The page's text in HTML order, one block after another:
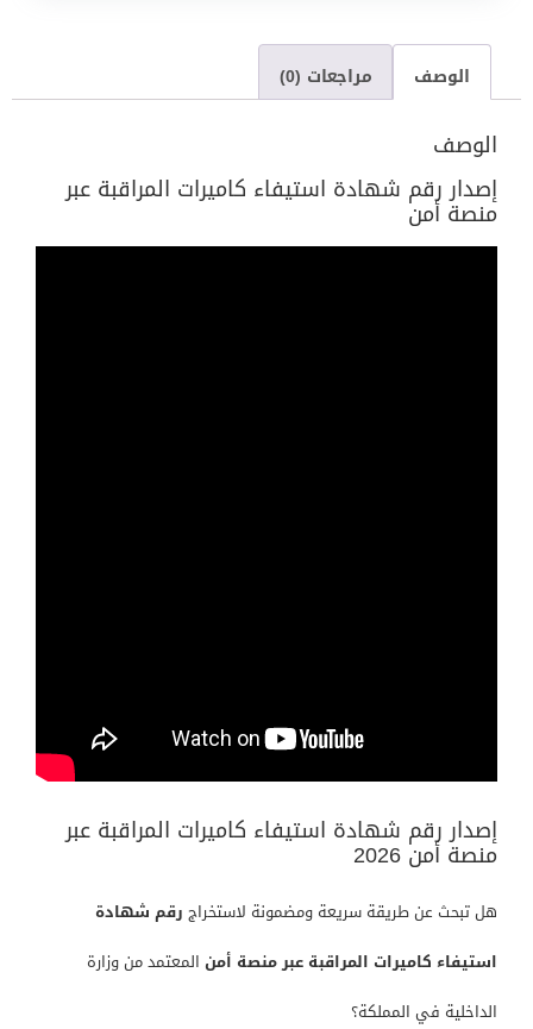
الوصف مراجعات (0)
الوصف
إصدار رقم شهادة استيفاء كاميرات المراقبة عبر
منصة أمن
إصدار رقم شهادة استيفاء كاميرات المراقبة عبر
منصة أمن 2026
هل تبحث عن طريقة سريعة ومضمونة لاستخراج رقم شهادة
استيفاء كاميرات المراقبة عبر منصة أمن المعتمد منوزارة
الداخلية في المملكة؟